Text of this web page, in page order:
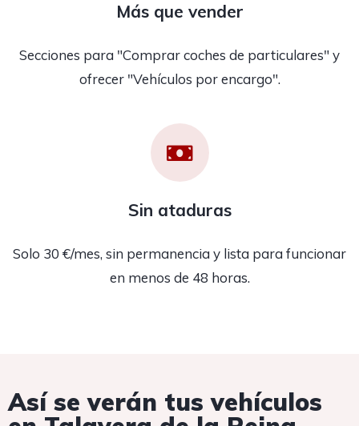
Más que vender
Secciones para "Comprar coches de particulares" y
ofrecer "Vehículos por encargo".
Sin ataduras
Solo 30 €/mes, sin permanencia y lista para funcionar
en menos de 48 horas.
Así se verán tus vehículos